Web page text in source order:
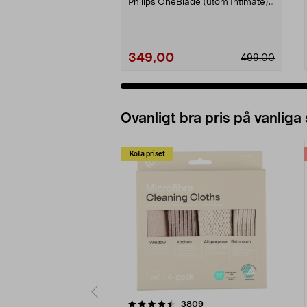
Philips OneBlade (utom Intimate).
349,00 499,00
Ovanligt bra pris på vanliga
Kolla priset
3809recensioner
4.0av 5 stjärnor